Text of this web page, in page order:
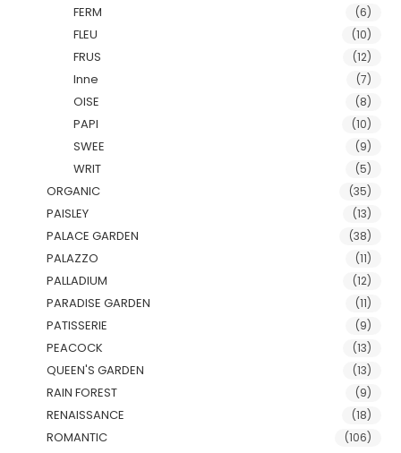
FERM (6)
FLEU (10)
FRUS (12)
Inne (7)
OISE (8)
PAPI (10)
SWEE (9)
WRIT (5)
ORGANIC (35)
PAISLEY (13)
PALACE GARDEN (38)
PALAZZO (11)
PALLADIUM (12)
PARADISE GARDEN (11)
PATISSERIE (9)
PEACOCK (13)
QUEEN'S GARDEN (13)
RAIN FOREST (9)
RENAISSANCE (18)
ROMANTIC (106)